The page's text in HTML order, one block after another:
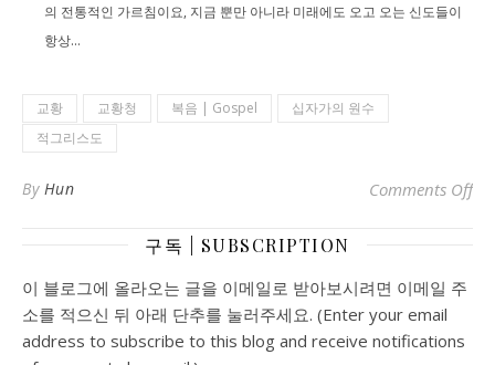
의 전통적인 가르침이요, 지금 뿐만 아니라 미래에도 오고 오는 신도들이
항상...
교황 교황청 복음 | Gospel
십자가의 원수
적그리스도
By Hun Comments Offon
구독 | SUBSCRIPTION
이 블로그에 올라오는 글을 이메일로 받아보시려면 이메일 주
소를 적으신 뒤 아래 단추를 눌러주세요. (Enter your email
address to subscribe to this blog and receive notifications